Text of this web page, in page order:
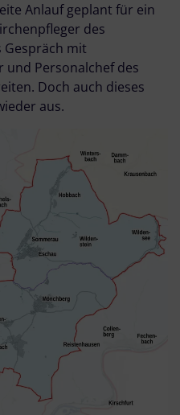
Anlauf geplant für ein
des
Gespräch mit
und Personalchef des
Doch auch dieses
aus.